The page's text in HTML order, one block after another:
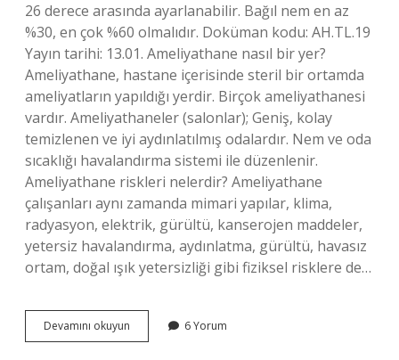
26 derece arasında ayarlanabilir. Bağıl nem en az
%30, en çok %60 olmalıdır. Doküman kodu: AH.TL.19
Yayın tarihi: 13.01. Ameliyathane nasıl bir yer?
Ameliyathane, hastane içerisinde steril bir ortamda
ameliyatların yapıldığı yerdir. Birçok ameliyathanesi
vardır. Ameliyathaneler (salonlar); Geniş, kolay
temizlenen ve iyi aydınlatılmış odalardır. Nem ve oda
sıcaklığı havalandırma sistemi ile düzenlenir.
Ameliyathane riskleri nelerdir? Ameliyathane
çalışanları aynı zamanda mimari yapılar, klima,
radyasyon, elektrik, gürültü, kanserojen maddeler,
yetersiz havalandırma, aydınlatma, gürültü, havasız
ortam, doğal ışık yetersizliği gibi fiziksel risklere de…
Devamını okuyun Ameliyathane
Soğuk
6 Yorum